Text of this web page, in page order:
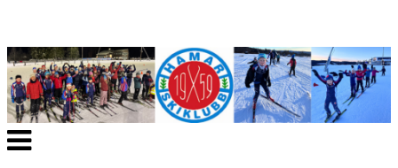
Veksle
navigasjon